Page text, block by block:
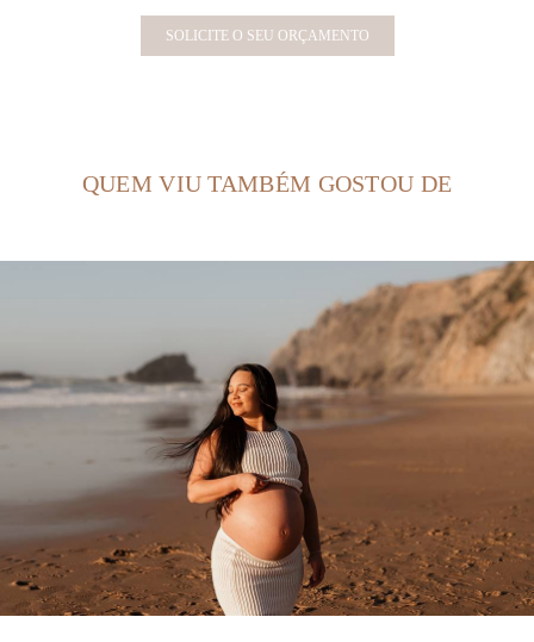
SOLICITE O SEU ORÇAMENTO
QUEM VIU TAMBÉM GOSTOU DE